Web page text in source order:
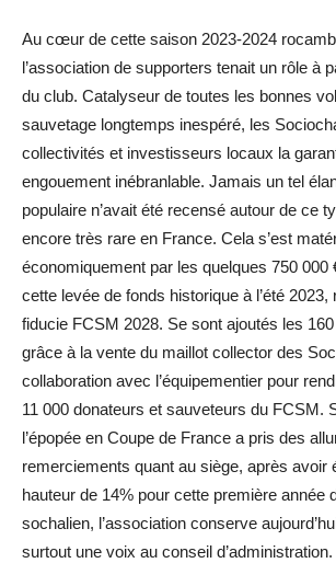
Au cœur de cette saison 2023-2024
l’association de supporters tenait un rôle à
du club. Catalyseur de toutes les bonnes
sauvetage longtemps inespéré, les
collectivités et investisseurs locaux la
engouement inébranlable. Jamais un tel
populaire n’avait été recensé autour de ce
encore très rare en France. Cela s’est
économiquement par les quelques 750 000
cette levée de fonds historique à l’été
fiducie FCSM 2028. Se sont ajoutés les
grâce à la vente du maillot collector des
collaboration avec l’équipementier pour
11 000 donateurs et sauveteurs du FCSM.
l’épopée en Coupe de France a pris des
remerciements quant au siège, après avoir
hauteur de 14% pour cette première année
sochalien, l’association conserve
surtout une voix au conseil d’administration.